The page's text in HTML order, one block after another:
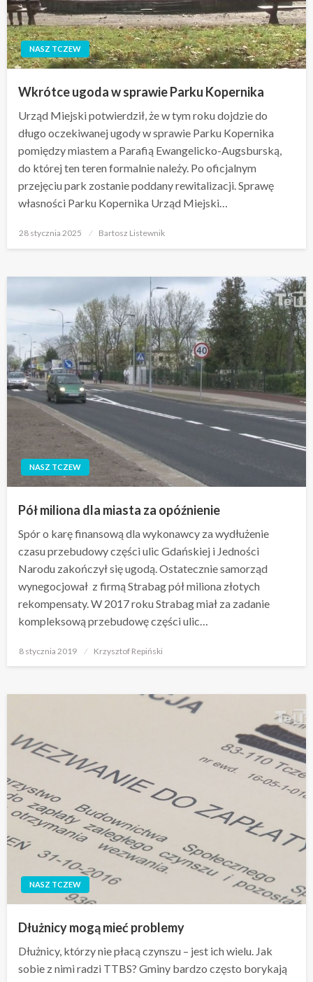
NASZ TCZEW
Wkrótce ugoda w sprawie Parku Kopernika
Urząd Miejski potwierdził, że w tym roku dojdzie do
długo oczekiwanej ugody w sprawie Parku Kopernika
pomiędzy miastem a Parafią Ewangelicko-Augsburską,
do której ten teren formalnie należy. Po oficjalnym
przejęciu park zostanie poddany rewitalizacji. Sprawę
własności Parku Kopernika Urząd Miejski…
Opublikowane
28 stycznia 2025 Bartosz Listewnik
NASZ TCZEW
Pół miliona dla miasta za opóźnienie
Spór o karę finansową dla wykonawcy za wydłużenie
czasu przebudowy części ulic Gdańskiej i Jedności
Narodu zakończył się ugodą. Ostatecznie samorząd
wynegocjował z firmą Strabag pół miliona złotych
rekompensaty. W 2017 roku Strabag miał za zadanie
kompleksową przebudowę części ulic…
Opublikowane
8 stycznia 2019 Krzysztof Repiński
NASZ TCZEW
Dłużnicy mogą mieć problemy
Dłużnicy, którzy nie płacą czynszu – jest ich wielu. Jak
sobie z nimi radzi TTBS? Gminy bardzo często borykają